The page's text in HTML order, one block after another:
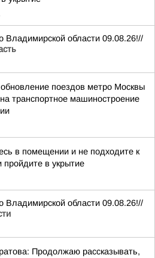
Владимирской области 09.08.26!//
поездов метро Москвы
транспортное машиностроение
в помещении и не подходите к
пройдите в укрытие
Владимирской области 09.08.26!//
Продолжаю рассказывать,